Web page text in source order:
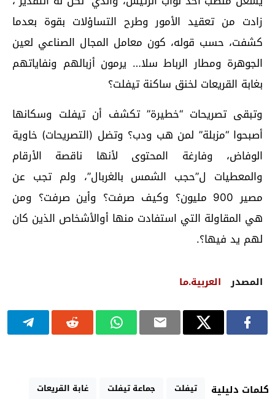
زادت من تعقيد الأمور وطرح التساؤلات بقوة بعدما
كشفت، حسب قوله، كون معامل المجال الصناعي لعين
الجوهرة ومطار الرباط سلا… يرمون أزبالهم ونفاياتهم
بغابة القريعات لخنق ساكنة تيفلت؟
وتبقى تصريحات “خطيرة” تكشف أن تيفلت وسكانها
أصبحوا “مزبلة” لمن هب ودب؟ وتضل (التصريحات) خاوية
الوفاض، وفارغة المحتوى لأنها ناقصة الأرقام
والمعطيات ل”حجب الشمس بالغربال”، ولم تجب عن
مصير 900 مليون؟ وكيف صرفت؟ وأين صرفت؟ ومن
هي المقاولة التي استفادت منها أوالأشخاص الذين كان
لهم يد فيها؟.
المصدر العربية.ما
كلمات دليلية تيفلت جماعة تيفلت
غابة القريعات